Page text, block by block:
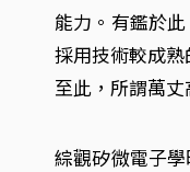
能力。有鑑於
採用技術較成
至此，所謂萬
綜觀矽微電子